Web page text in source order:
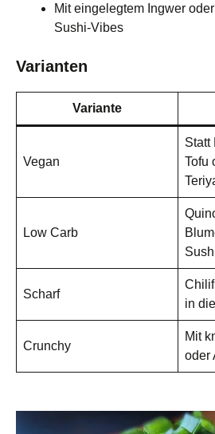
Mit eingelegtem Ingwer
Sushi-Vibes
Varianten
Variante
Vegan
Statt
Tofu
Low Carb
Scharf
in
Crunchy
Mit
oder